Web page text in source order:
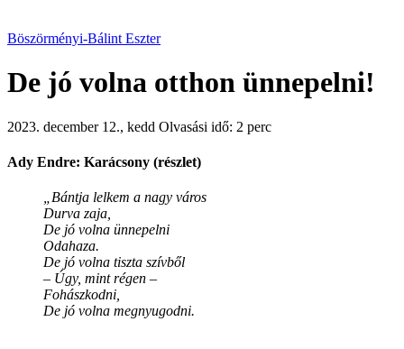
Böszörményi-Bálint Eszter
De jó volna otthon ünnepelni!
2023. december 12., kedd Olvasási idő: 2 perc
Ady Endre: Karácsony (részlet)
„Bántja lelkem a nagy város
Durva zaja,
De jó volna ünnepelni
Odahaza.
De jó volna tiszta szívből
– Úgy, mint régen –
Fohászkodni,
De jó volna megnyugodni.